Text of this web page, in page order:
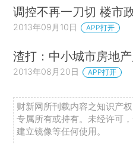
调控不再一刀切 楼市
2013年09月10日 APP打开
渣打：中小城市房地
2013年08月20日 APP打开
财新网所刊载内容之知识产
专属所有或持有。未经许可
建立镜像等任何使用。